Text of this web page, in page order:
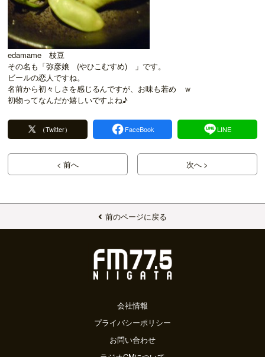
edamame 枝豆
その名も「弥彦娘 (やひこむすめ) 」です。
ビールの恋人ですね。
名前から初々しさを感じるんですが、お味も若め ｗ
初物ってなんだか嬉しいですよね♪
（Twitter） FaceBook LINE
< 前へ 次へ >
前のページに戻る
会社情報
プライバシーポリシー
お問い合わせ